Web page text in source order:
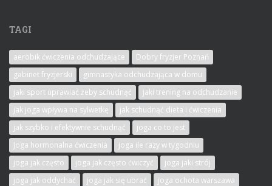
TAGI
aerobik ćwiczenia odchudzające
Dobry fryzjer Poznań
gabinet fryzjerski
gimnastyka odchudzająca w domu
jaki sport uprawiać żeby schudnąć
jaki trening na odchudzanie
jak joga wpływa na sylwetkę
jak schudnąć dieta i ćwiczenia
jak szybko i efektywnie schudnąć
joga co to jest
Joga hormonalna ćwiczenia
joga ile razy w tygodniu
joga jak często
joga jak często ćwiczyć
joga jaki strój
joga jak oddychać
joga jak się ubrać
joga ochota warszawa